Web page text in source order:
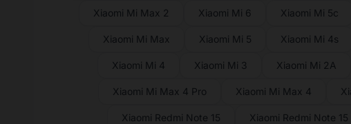
Xiaomi Mi Max 2 Xiaomi Mi 6 Xiaomi Mi 5c
Xiaomi Mi Max Xiaomi Mi 5 Xiaomi Mi 4s
Xiaomi Mi 4 Xiaomi Mi 3 Xiaomi Mi 2A
Xiaomi Mi Max 4 Pro Xiaomi Mi Max 4
Xiaomi Redmi Note 15 Xiaomi Redmi Note 15